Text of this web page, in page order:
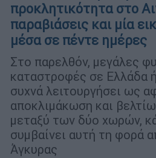
προκλητικότητα στο
παραβιάσεις και μία
μέσα σε πέντε ημέρες
Στο παρελθόν, μεγάλες
καταστροφές σε Ελλάδα
συχνά λειτουργήσει ως
αποκλιμάκωση και
μεταξύ των δύο χωρών,
συμβαίνει αυτή τη φορά
Άγκυρας